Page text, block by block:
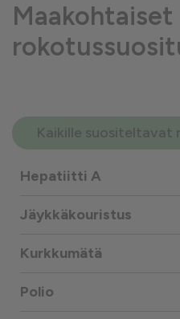
Maakohtaiset
Kaikille suositeltavat
Hepatiitti A
Jäykkäkouristus
Kurkkumätä
Polio